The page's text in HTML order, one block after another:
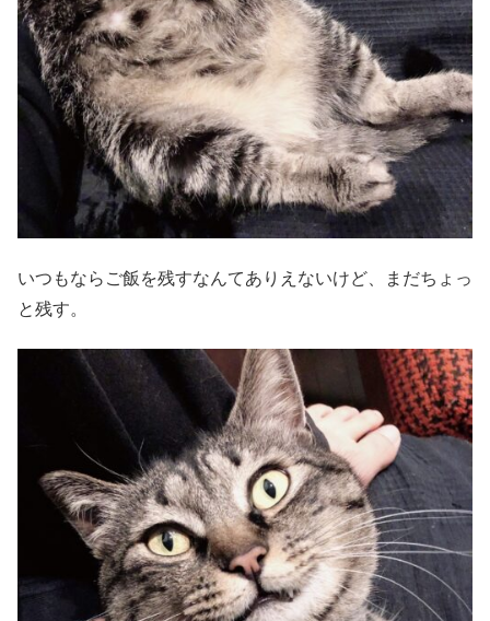
いつもならご飯を残すなんてありえないけど、まだちょっ
と残す。